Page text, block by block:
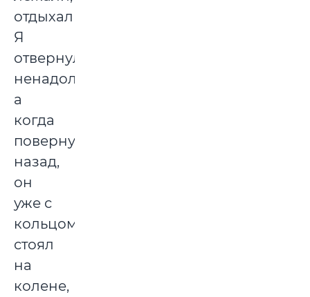
отдыхали.
Я
отвернулась
ненадолго,
а
когда
повернулась
назад,
он
уже с
кольцом
стоял
на
колене,